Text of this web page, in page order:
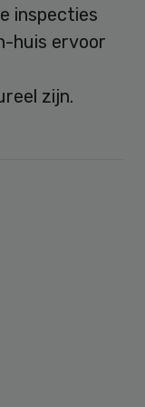
inspecties
huis ervoor
zijn.